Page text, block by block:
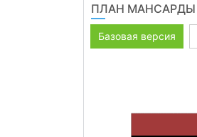
ПЛАН МАНСАРДЫ
Базовая версия